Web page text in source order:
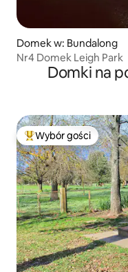
Domek w: Bundalong
Nr4 Domek Leigh Park
Domki na
Najpopularniejsze z
Wybór gości